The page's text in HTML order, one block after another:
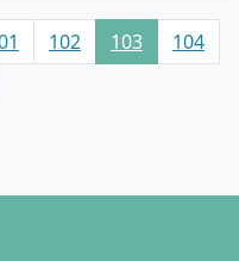
102 103
104